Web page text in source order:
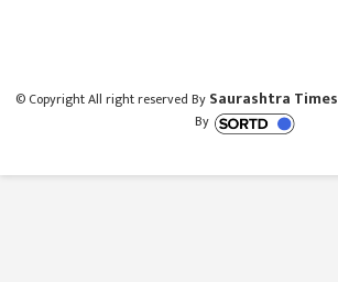
© Copyright All right reserved By Saurashtra Times
By